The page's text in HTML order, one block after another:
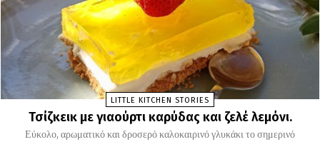
LITTLE KITCHEN STORIES
Τσίζκεικ με γιαούρτι καρύδας και ζελέ λεμόνι.
Εύκολο, αρωματικό και δροσερό καλοκαιρινό γλυκάκι το σημερινό